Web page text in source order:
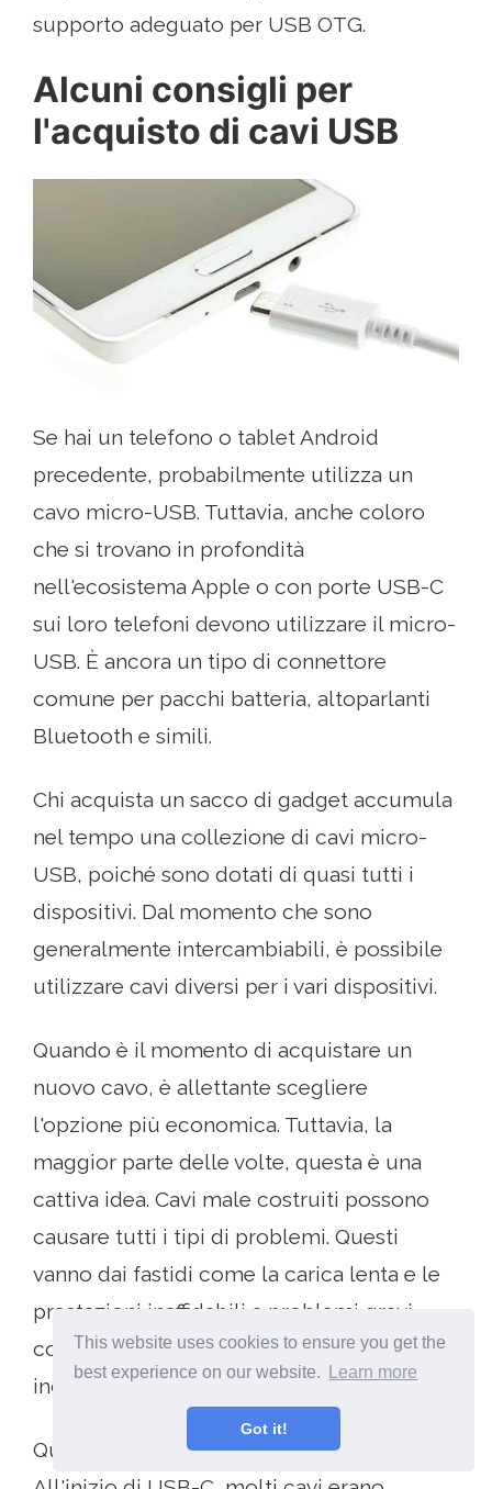
This website uses cookies to ensure you get the
best experience on our website.
Learn more
Got it!
supporto adeguato per USB OTG.
Alcuni consigli per
l'acquisto di cavi USB
Se hai un telefono o tablet Android
precedente, probabilmente utilizza un
cavo micro-USB. Tuttavia, anche coloro
che si trovano in profondità
nell'ecosistema Apple o con porte USB-C
sui loro telefoni devono utilizzare il micro-
USB. È ancora un tipo di connettore
comune per pacchi batteria, altoparlanti
Bluetooth e simili.
Chi acquista un sacco di gadget accumula
nel tempo una collezione di cavi micro-
USB, poiché sono dotati di quasi tutti i
dispositivi. Dal momento che sono
generalmente intercambiabili, è possibile
utilizzare cavi diversi per i vari dispositivi.
Quando è il momento di acquistare un
nuovo cavo, è allettante scegliere
l'opzione più economica. Tuttavia, la
maggior parte delle volte, questa è una
cattiva idea. Cavi male costruiti possono
causare tutti i tipi di problemi. Questi
vanno dai fastidi come la carica lenta e le
prestazioni inaffidabili a problemi gravi
come la rottura e persino il rischio di
incendio.
Questo è particolarmente vero con USB-C.